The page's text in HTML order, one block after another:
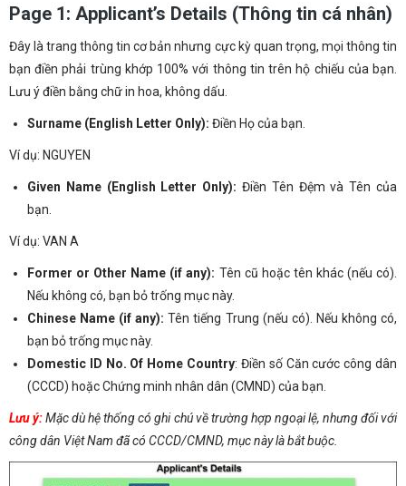
Page 1: Applicant’s Details (Thông tin cá nhân)
Đây là trang thông tin cơ bản nhưng cực kỳ quan trọng, mọi thông tin
bạn điền phải trùng khớp 100% với thông tin trên hộ chiếu của bạn.
Lưu ý điền bằng chữ in hoa, không dấu.
Surname (English Letter Only): Điền Họ của bạn.
Ví dụ: NGUYEN
Given Name (English Letter Only): Điền Tên Đệm và Tên của
bạn.
Ví dụ: VAN A
Former or Other Name (if any): Tên cũ hoặc tên khác (nếu có).
Nếu không có, bạn bỏ trống mục này.
Chinese Name (if any):Tên tiếng Trung (nếu có). Nếu không có,
bạn bỏ trống mục này.
Domestic ID No. Of Home Country: Điền số Căn cước công dân
(CCCD) hoặc Chứng minh nhân dân (CMND) của bạn.
Lưu ý:Mặc dù hệ thống có ghi chú về trường hợp ngoại lệ, nhưng đối với
công dân Việt Nam đã có CCCD/CMND, mục này là bắt buộc.